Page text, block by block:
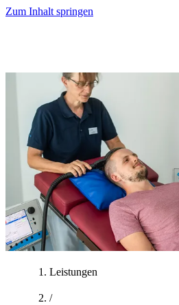
Zum Inhalt springen
Leistungen
/